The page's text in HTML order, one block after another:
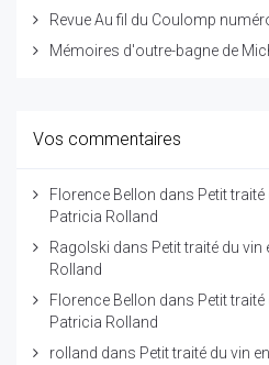
Revue Au fil du Coulomp
Mémoires d'outre-bagne de
Vos commentaires
Florence Bellon dans Petit
Patricia Rolland
Ragolski dans Petit traité du
Rolland
Florence Bellon dans Petit
Patricia Rolland
rolland dans Petit traité du vin